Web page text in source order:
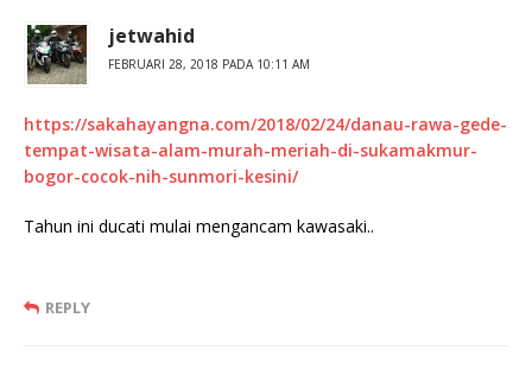
jetwahid
FEBRUARI 28, 2018 PADA 10:11 AM
https://sakahayangna.com/2018/02/24/danau-rawa-gede-
tempat-wisata-alam-murah-meriah-di-sukamakmur-
bogor-cocok-nih-sunmori-kesini/
Tahun ini ducati mulai mengancam kawasaki..
REPLY